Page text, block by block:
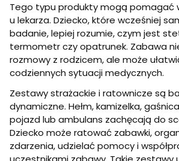
Tego typu produkty mogą pomagać
u lekarza. Dziecko, które wcześniej
badanie, lepiej rozumie, czym jest
termometr czy opatrunek. Zabawa
rozmowy z rodzicem, ale może
codziennych sytuacji medycznych.
Zestawy strażackie i ratownicze są
dynamiczne. Hełm, kamizelka,
pojazd lub ambulans zachęcają do
Dziecko może ratować zabawki,
zdarzenia, udzielać pomocy i